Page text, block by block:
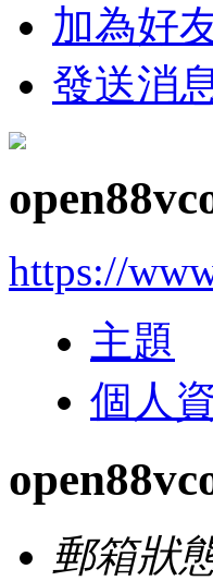
加為好
發送消
https://
主題
個人
郵箱狀